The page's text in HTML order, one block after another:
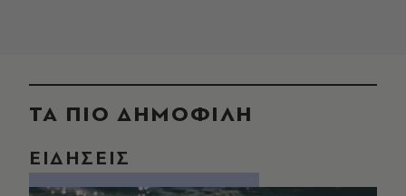
ΤΑ ΠΙΟ ΔΗΜΟΦΙΛΗ
ΕΙΔΗΣΕΙΣ